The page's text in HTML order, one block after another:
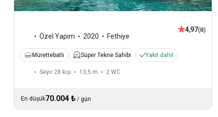
Özel Yapım 2020 Fethiye
4,97(8)
Mürettebatlı Süper Tekne Sahibi Yakıt dahil
Seyir 28 kişi 13,5 m 2 WC
En düşük70.004 ₺ / gün